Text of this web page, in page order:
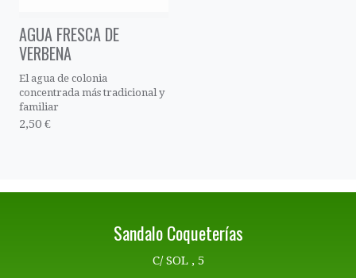
AGUA FRESCA DE
VERBENA
El agua de colonia
concentrada más tradicional y
familiar
2,50 €
Sandalo Coqueterías
C/ SOL , 5